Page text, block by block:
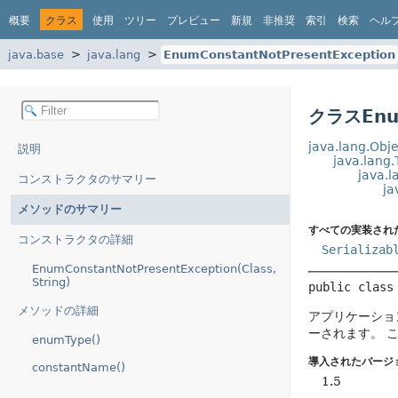
概要 クラス 使用 ツリー プレビュー 新規 非推奨 索引 検索 ヘル
java.base java.lang EnumConstantNotPresentException
説明
コンストラクタのサマリー
メソッドのサマリー
コンストラクタの詳細
EnumConstantNotPresentException(Class,
String)
メソッドの詳細
enumType()
constantName()
クラス
すべての実装され
public
アプリケーシ
ーされます。
導入されたバージ
1.5